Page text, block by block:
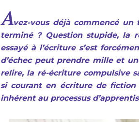
Avez-vous déjà commencé
terminé ? Question stupide, la
essayé à l’écriture s’est
d’échec peut prendre mille et
relire, la ré-écriture compulsive
si courant en écriture de fiction
inhérent au processus